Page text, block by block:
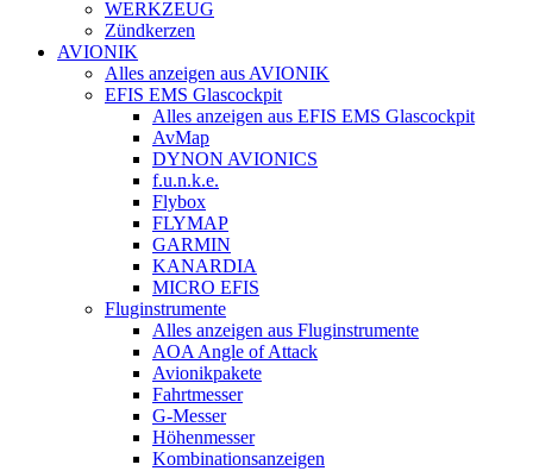
WERKZEUG
Zündkerzen
AVIONIK
Alles anzeigen aus AVIONIK
EFIS EMS Glascockpit
Alles anzeigen aus EFIS EMS Glascockpit
AvMap
DYNON AVIONICS
f.u.n.k.e.
Flybox
FLYMAP
GARMIN
KANARDIA
MICRO EFIS
Fluginstrumente
Alles anzeigen aus Fluginstrumente
AOA Angle of Attack
Avionikpakete
Fahrtmesser
G-Messer
Höhenmesser
Kombinationsanzeigen